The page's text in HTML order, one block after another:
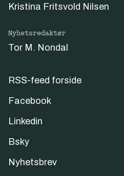
Kristina Fritsvold Nilsen
Nyhetsredaktør
Tor M. Nondal
RSS-feed forside
Facebook
Linkedin
Bsky
Nyhetsbrev